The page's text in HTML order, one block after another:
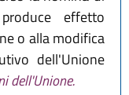
effetto
o alla modifica
dell'Unione
dell'Unione.